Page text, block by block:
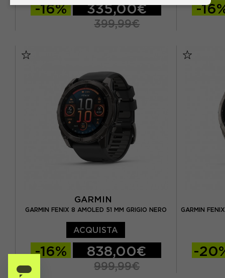
-16% 335,00€
399,99€
-
GARMIN
GARMIN FENIX 8 AMOLED 51 MM GRIGIO NERO
ACQUISTA
-16% 838,00€
999,99€
GARMIN
-